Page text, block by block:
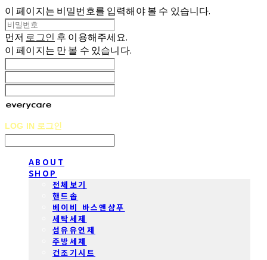
이 페이지는 비밀번호를 입력해야 볼 수 있습니다.
먼저 로그인 후 이용해주세요.
이 페이지는 만 볼 수 있습니다.
LOG IN 로그인
ABOUT
SHOP
전체보기
핸드솝
베이비 바스앤샴푸
세탁세제
섬유유연제
주방세제
건조기시트